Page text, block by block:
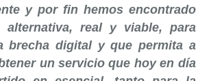
y por fin hemos encontrado
alternativa, real y viable, para
brecha digital y que permita a
un servicio que hoy en día